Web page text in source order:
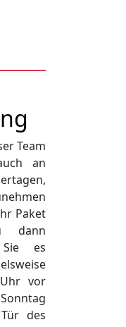
Team
an
Paket
dann
es
vor
des